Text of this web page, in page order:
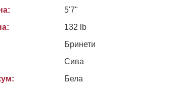
5'7"
132 lb
Бринети
Сива
Бела